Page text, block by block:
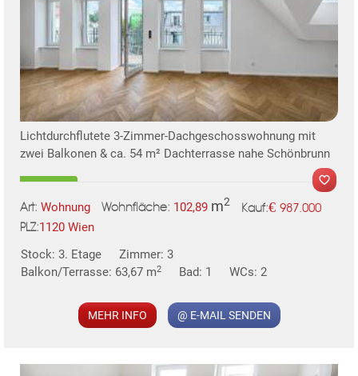
Lichtdurchflutete 3-Zimmer-Dachgeschosswohnung mit
zwei Balkonen & ca. 54 m² Dachterrasse nahe Schönbrunn
Art: Wohnung Wohnfläche: 102,89 m2 Kauf:€ 987.000
PLZ:1120 Wien
Stock: 3. Etage
Zimmer: 3
Balkon/Terrasse: 63,67 m2 Bad: 1 WCs: 2
MEHR INFO @ E-MAIL SENDEN